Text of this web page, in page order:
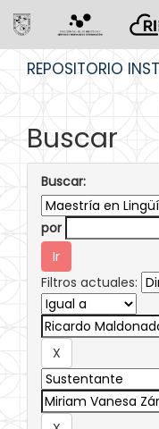
REPOSITORIO
Buscar
Buscar:
por
Filtros actuales: